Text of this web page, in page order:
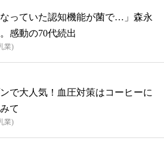
なっていた認知機能が菌で…」森永
感動の70代続出
業)
で大人気！血圧対策はコーヒーに
て
業)